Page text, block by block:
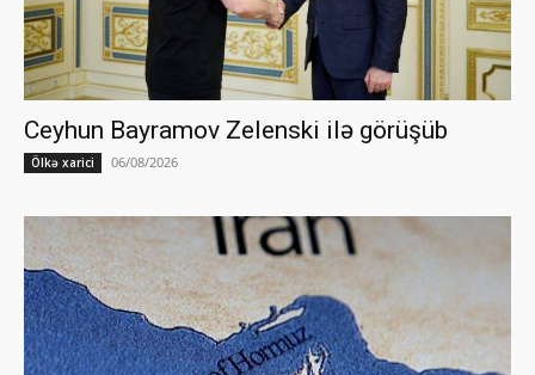
Ceyhun Bayramov Zelenski ilə görüşüb
Ölkə xarici 06/08/2026